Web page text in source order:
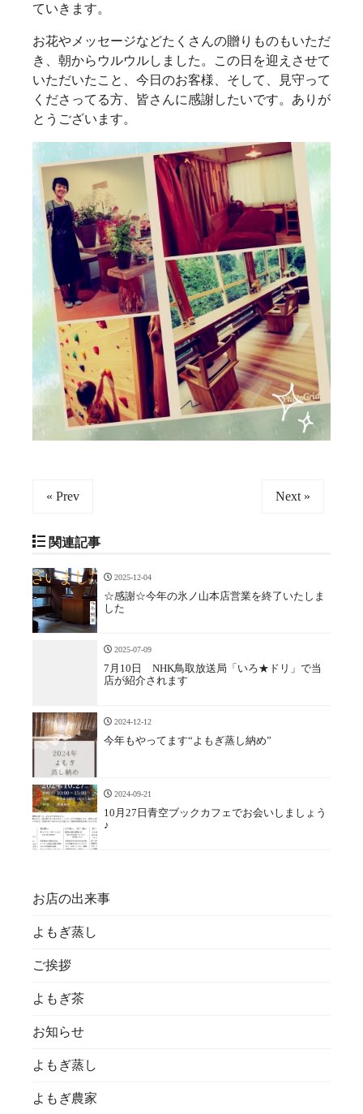
ていきます。
お花やメッセージなどたくさんの贈りものもいただ
き、朝からウルウルしました。この日を迎えさせて
いただいたこと、今日のお客様、そして、見守って
くださってる方、皆さんに感謝したいです。ありが
とうございます。
« Prev Next »
関連記事
2025-12-04
☆感謝☆今年の氷ノ山本店営業を終了いたしま
した
2025-07-09
7月10日 NHK鳥取放送局「いろ★ドリ」で当
店が紹介されます
2024-12-12
今年もやってます“よもぎ蒸し納め”
2024-09-21
10月27日青空ブックカフェでお会いしましょう
♪
お店の出来事
よもぎ蒸し
ご挨拶
よもぎ茶
お知らせ
よもぎ蒸し
よもぎ農家